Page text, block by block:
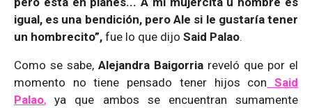
igual, es una bendición, pero Ale si le gustaría tener
un hombrecito”, fue lo que dijo Said Palao.
Como se sabe, Alejandra Baigorria reveló que por el
momento no tiene pensado tener hijos con Said
Palao, ya que ambos se encuentran sumamente